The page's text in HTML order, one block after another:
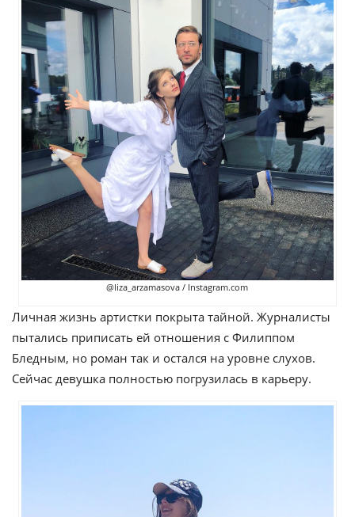
@liza_arzamasova / Instagram.com
Личная жизнь артистки покрыта тайной. Журналисты
пытались приписать ей отношения с Филиппом
Бледным, но роман так и остался на уровне слухов.
Сейчас девушка полностью погрузилась в карьеру.